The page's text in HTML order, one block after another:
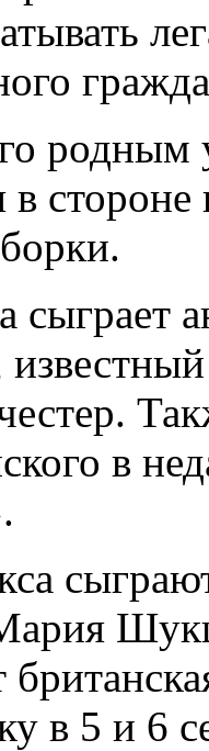
родным
стороне
сыграет
в
в 5 и 6